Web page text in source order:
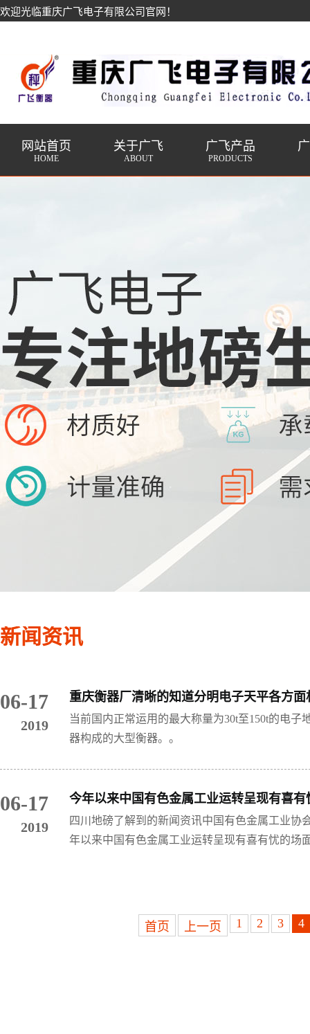
欢迎光临重庆广飞电子有限公司官网！
网站首页
HOME
关于广飞
ABOUT
广飞产品
PRODUCTS
新闻资讯
06-17
2019
重庆衡器厂清晰的知道分明电子天平各方
当前国内正常运用的最大称量为30t至150t的电
器构成的大型衡器。。
06-17
2019
今年以来中国有色金属工业运转呈现有喜有
四川地磅了解到的新闻资讯中国有色金属工业协
年以来中国有色金属工业运转呈现有喜有忧的场
首页 上一页 1 2 3 4